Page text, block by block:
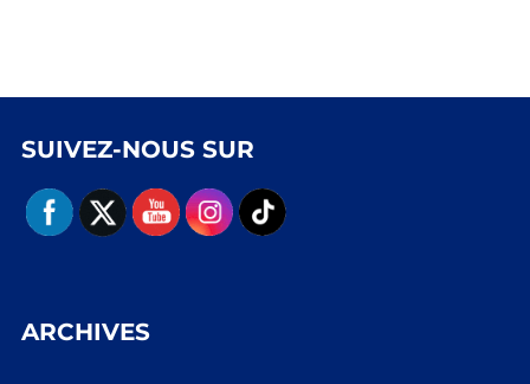
SUIVEZ-NOUS SUR
ARCHIVES